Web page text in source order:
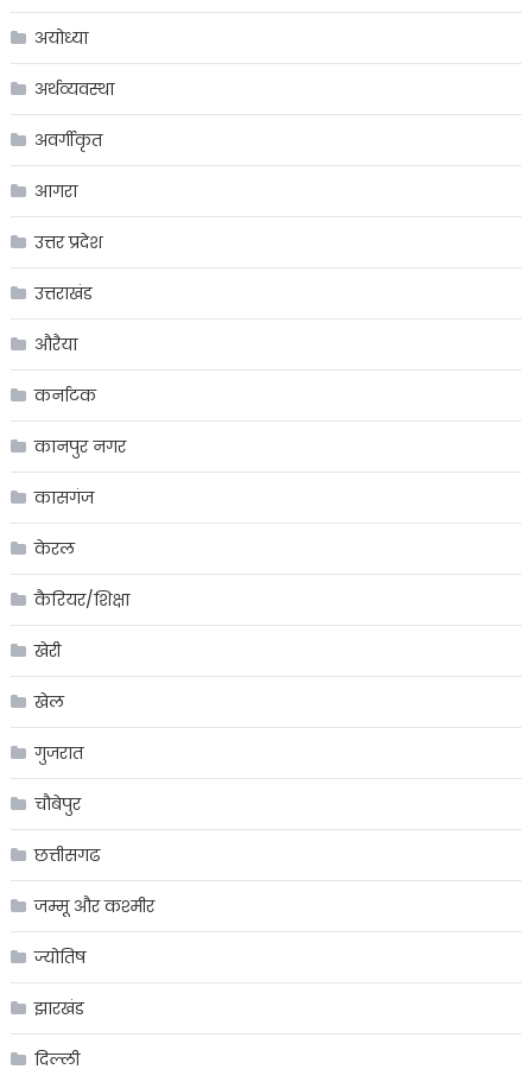
अयोध्या
अर्थव्यवस्था
अवर्गीकृत
आगरा
उत्तर प्रदेश
उत्तराखंड
औरैया
कर्नाटक
कानपुर नगर
कासगंज
केरल
कैरियर/शिक्षा
खेरी
खेल
गुजरात
चौबेपुर
छत्तीसगढ
जम्मू और कश्मीर
ज्योतिष
झारखंड
दिल्ली